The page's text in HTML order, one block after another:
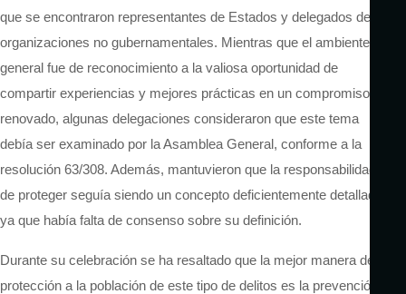
que se encontraron representantes de Estados y delegados de
organizaciones no gubernamentales. Mientras que el ambiente
general fue de reconocimiento a la valiosa oportunidad de
compartir experiencias y mejores prácticas en un compromiso
renovado, algunas delegaciones consideraron que este tema
debía ser examinado por la Asamblea General, conforme a la
resolución 63/308. Además, mantuvieron que la responsabilidad
de proteger seguía siendo un concepto deficientemente detallado,
ya que había falta de consenso sobre su definición.
Durante su celebración se ha resaltado que la mejor manera de
protección a la población de este tipo de delitos es la prevención